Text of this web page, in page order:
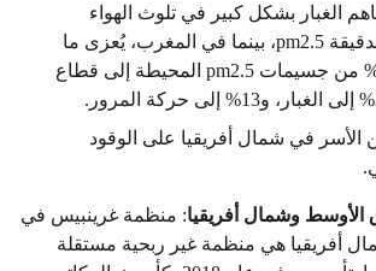
الغبار بشكل كبير في تلوث الهواء
بالجسيمات الدقيقة pm2.5، بينما في المغرب، يُعزى ما
يقرب من 53% من جسيمات pm2.5 المحيطة إلى قطاع
13% من الأسر في شمال أفريقيا على الوقود
وشمال أفريقيا: منظمة غرينبيس في
أفريقيا هي منظمة غير ربحية مستقلة